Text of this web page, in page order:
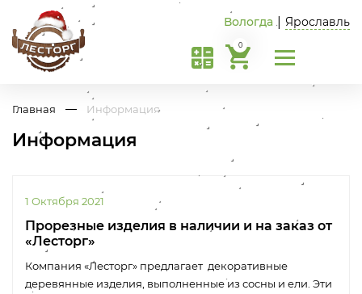
Вологда Ярославль
0
Главная Информация
Информация
1 Октября 2021
Прорезные изделия в наличии и на заказ от
«Лесторг»
Компания «Лесторг» предлагает декоративные
деревянные изделия, выполненные из сосны и ели. Эти